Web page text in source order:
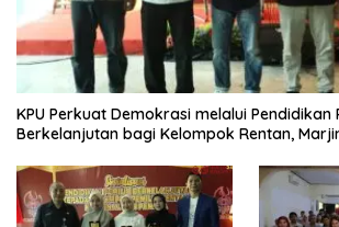
KPU Perkuat Demokrasi melalui Pendidikan
Berkelanjutan bagi Kelompok Rentan,